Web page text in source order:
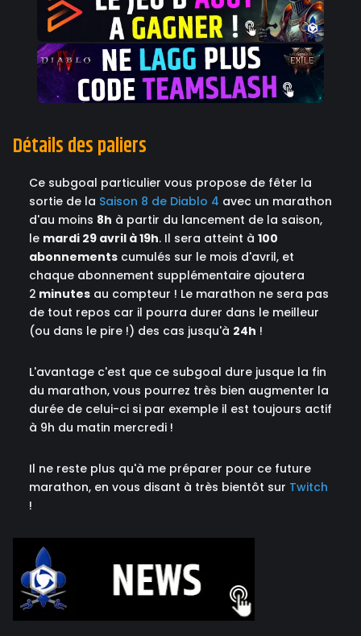
Détails des paliers
Ce subgoal particulier vous propose de fêter la
sortie de la Saison 8 de Diablo 4 avec un marathon
d'au moins 8h à partir du lancement de la saison,
le mardi 29 avril à 19h. Il sera atteint à 100
abonnements cumulés sur le mois d'avril, et
chaque abonnement supplémentaire ajoutera
2 minutes au compteur ! Le marathon ne sera pas
de tout repos car il pourra durer dans le meilleur
(ou dans le pire !) des cas jusqu'à 24h !
L'avantage c'est que ce subgoal dure jusque la fin
du marathon, vous pourrez très bien augmenter la
durée de celui-ci si par exemple il est toujours actif
à 9h du matin mercredi !
Il ne reste plus qu'à me préparer pour ce future
marathon, en vous disant à très bientôt sur Twitch
!